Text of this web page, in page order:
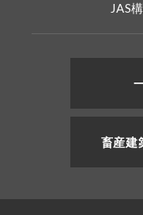
JAS
畜産建